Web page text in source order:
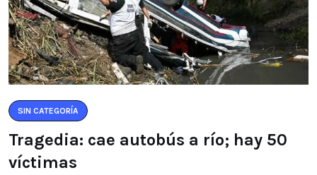
SIN CATEGORÍA
Tragedia: cae autobús a río; hay 50
víctimas